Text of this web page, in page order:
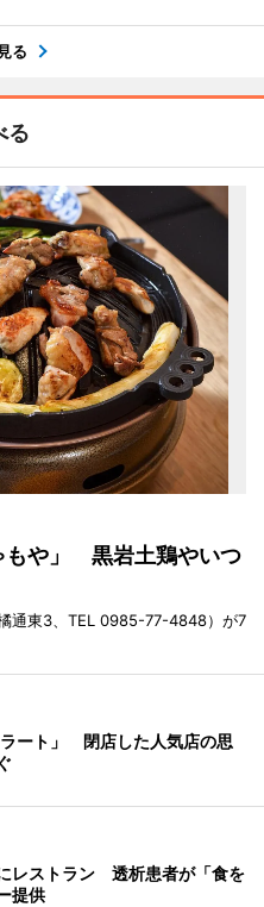
る
る
もや」 黒岩土鶏やいつ
通東3、TEL 0985-77-4848）が7
ート」 閉店した人気店の思
レストラン 透析患者が「食を
提供